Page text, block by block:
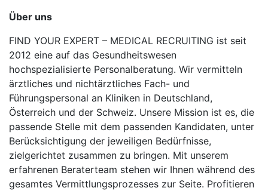
Über uns
FIND YOUR EXPERT – MEDICAL RECRUITING ist seit
2012 eine auf das Gesundheitswesen
hochspezialisierte Personalberatung. Wir vermitteln
ärztliches und nichtärztliches Fach- und
Führungspersonal an Kliniken in Deutschland,
Österreich und der Schweiz. Unsere Mission ist es, die
passende Stelle mit dem passenden Kandidaten, unter
Berücksichtigung der jeweiligen Bedürfnisse,
zielgerichtet zusammen zu bringen. Mit unserem
erfahrenen Beraterteam stehen wir Ihnen während des
gesamtes Vermittlungsprozesses zur Seite. Profitieren